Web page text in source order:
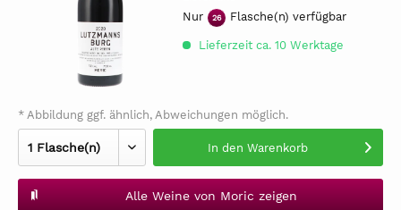
Nur 26 Flasche(n) verfügbar
Lieferzeit ca. 10 Werktage
* Abbildung ggf. ähnlich, Abweichungen möglich.
In den Warenkorb
Alle Weine von Moric zeigen